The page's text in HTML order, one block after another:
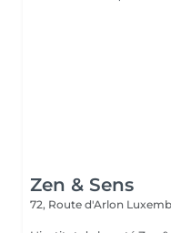
Zen & Sens
72, Route d'Arlon